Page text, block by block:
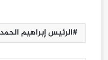
الرئيس إبراهيم